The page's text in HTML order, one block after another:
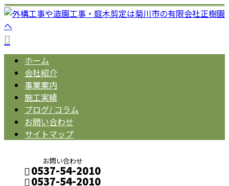
ホーム
会社紹介
事業案内
施工実績
ブログ/ コラム
お問い合わせ
サイトマップ
お問い合わせ
0537-54-2010
0537-54-2010